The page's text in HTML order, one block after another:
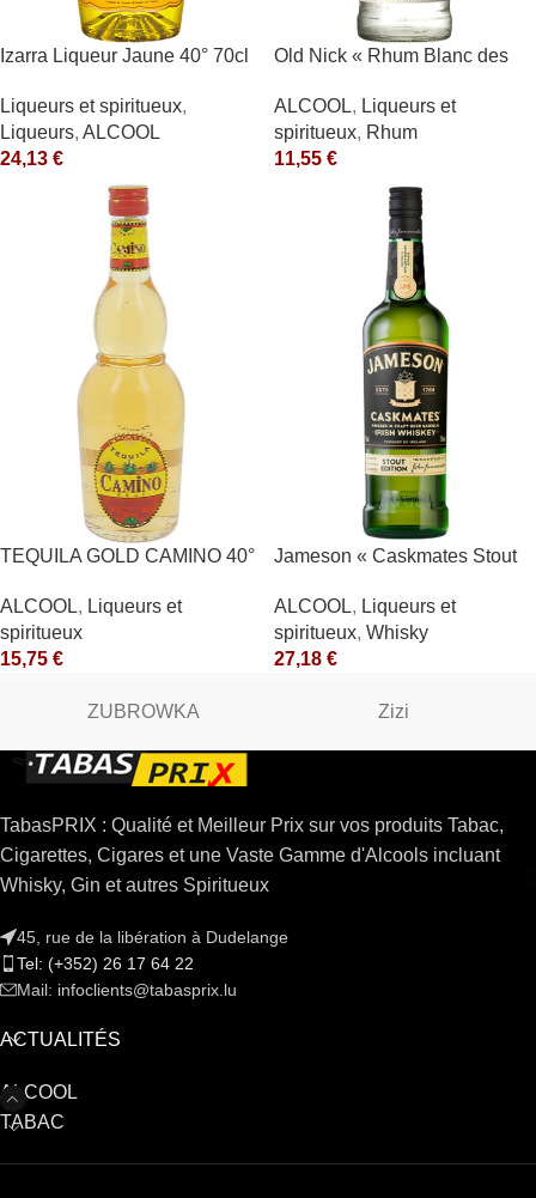
Izarra Liqueur Jaune 40° 70cl
Liqueurs et spiritueux,
Liqueurs, ALCOOL
24,13 €
Old Nick « Rhum Blanc des
Françaises
ALCOOL, Liqueurs et
spiritueux, Rhum
11,55 €
TEQUILA GOLD CAMINO 40°
ALCOOL, Liqueurs et
spiritueux
15,75 €
Jameson « Caskmates Stout
ALCOOL, Liqueurs et
spiritueux, Whisky
27,18 €
ZUBROWKA Zizi
TabasPRIX : Qualité et Meilleur Prix sur vos produits Tabac,
Cigarettes, Cigares et une Vaste Gamme d'Alcools incluant
Whisky, Gin et autres Spiritueux
45, rue de la libération à Dudelange
Tel: (+352) 26 17 64 22
Mail: infoclients@tabasprix.lu
ACTUALITÉS
ALCOOL
TABAC